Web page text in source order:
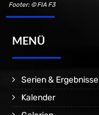
Footer: © FIA F3
MENÜ
Serien & Ergebnisse
Kalender